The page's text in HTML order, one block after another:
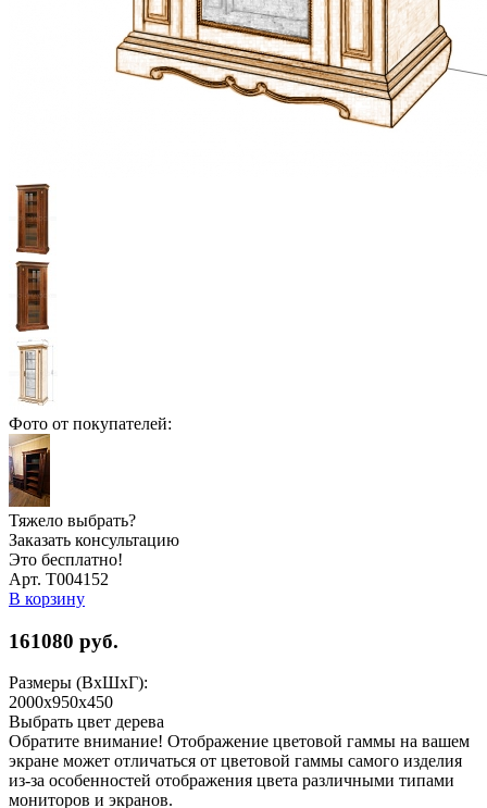
Фото от покупателей:
Тяжело выбрать?
Заказать консультацию
Это бесплатно!
Арт. Т004152
В корзину
161080 руб.
Размеры (ВхШхГ):
2000x950x450
Выбрать цвет дерева
Обратите внимание! Отображение цветовой гаммы на вашем
экране может отличаться от цветовой гаммы самого изделия
из-за особенностей отображения цвета различными типами
мониторов и экранов.